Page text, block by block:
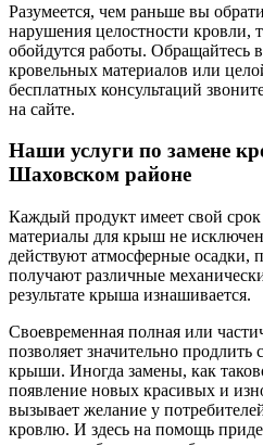
Разумеется, чем раньше вы
нарушения целостности кровли,
обойдутся работы.
кровельных материалов или
бесплатных консультаций
на сайте.
Наши услуги по замене
Шаховском районе
Каждый продукт имеет свой
материалы для крыш не
действуют атмосферные осадки,
получают различные
результате крыша изнашивается.
Своевременная полная или
позволяет значительно продлить
крыши. Иногда замены, как
появление новых красивых и
вызывает желание у
кровлю. И здесь на помощь